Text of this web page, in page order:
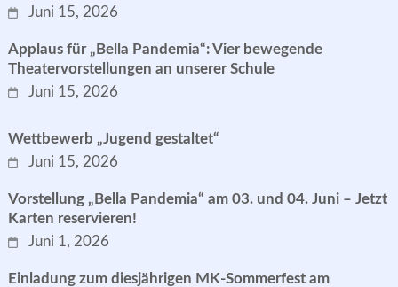
Juni 15, 2026
Applaus für „Bella Pandemia“: Vier bewegende
Theatervorstellungen an unserer Schule
Juni 15, 2026
Wettbewerb „Jugend gestaltet“
Juni 15, 2026
Vorstellung „Bella Pandemia“ am 03. und 04. Juni – Jetzt
Karten reservieren!
Juni 1, 2026
Einladung zum diesjährigen MK-Sommerfest am